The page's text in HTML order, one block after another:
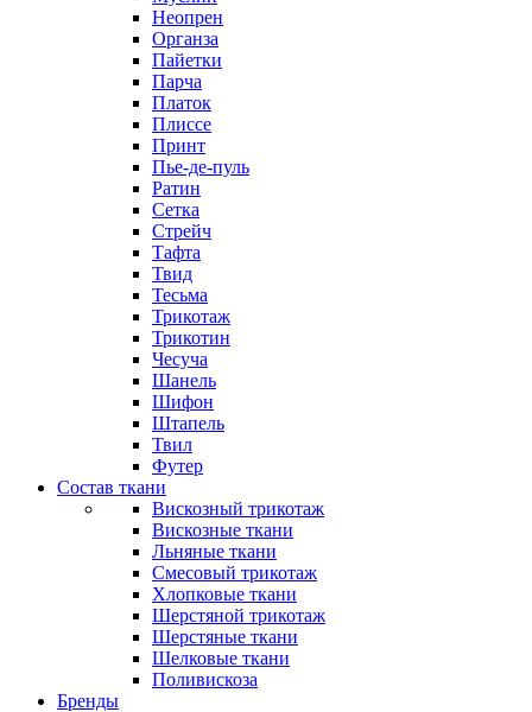
Неопрен
Органза
Пайетки
Парча
Платок
Плиссе
Принт
Пье-де-пуль
Ратин
Сетка
Стрейч
Тафта
Твид
Тесьма
Трикотаж
Трикотин
Чесуча
Шанель
Шифон
Штапель
Твил
Футер
Состав ткани
Вискозный трикотаж
Вискозные ткани
Льняные ткани
Смесовый трикотаж
Хлопковые ткани
Шерстяной трикотаж
Шерстяные ткани
Шелковые ткани
Поливискоза
Бренды